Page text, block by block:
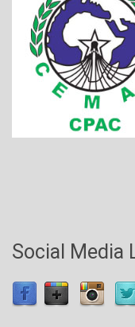
Social Media